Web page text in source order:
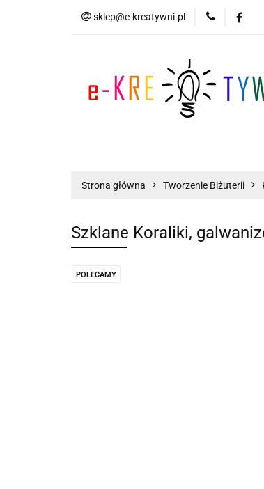
sklep@e-kreatywni.pl
Biżuteria
Strona główna Tworzenie Biżuterii
Szklane Koraliki,
POLECAMY